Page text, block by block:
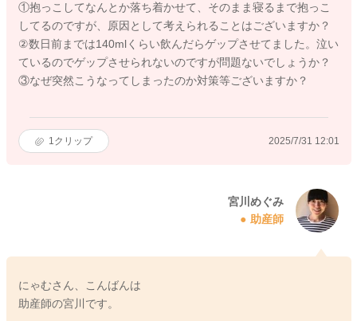
①抱っこしてなんとか落ち着かせて、そのまま寝るまで抱っこ
してるのですが、原因として考えられることはございますか？
②数日前までは140mlくらい飲んだらゲップさせてました。泣い
ているのでゲップさせられないのですが問題ないでしょうか？
③なぜ突然こうなってしまったのか対策等ございますか？
1 クリップ 2025/7/31 12:01
宮川めぐみ
助産師
にゃむさん、こんばんは
助産師の宮川です。